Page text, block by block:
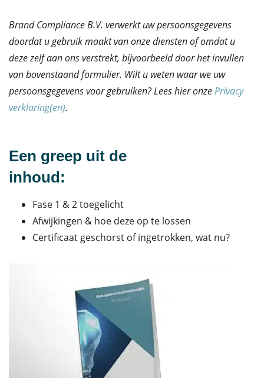
Brand Compliance B.V. verwerkt uw persoonsgegevens
doordat u gebruik maakt van onze diensten of omdat u
deze zelf aan ons verstrekt, bijvoorbeeld door het invullen
van bovenstaand formulier. Wilt u weten waar we uw
persoonsgegevens voor gebruiken? Lees hier onzePrivacy
verklaring(en).
Een greep uit de
inhoud:
Fase 1 & 2 toegelicht
Afwijkingen & hoe deze op te lossen
Certificaat geschorst of ingetrokken, wat nu?